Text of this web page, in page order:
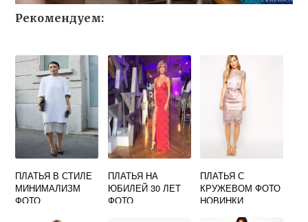
Рекомендуем:
ПЛАТЬЯ В СТИЛЕ
МИНИМАЛИЗМ
ФОТО
ПЛАТЬЯ НА
ЮБИЛЕЙ 30 ЛЕТ
ФОТО
ПЛАТЬЯ С
КРУЖЕВОМ ФОТО
НОВИНКИ